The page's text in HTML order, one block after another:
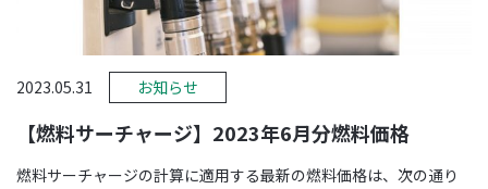
2023.05.31 お知らせ
【燃料サーチャージ】2023年6月分燃料価格
燃料サーチャージの計算に適用する最新の燃料価格は、次の通り